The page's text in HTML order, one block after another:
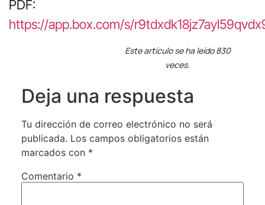
PDF:
https://app.box.com/s/
Este artículo se ha leído 830
veces.
Deja una respuesta
Tu dirección de correo electrónico no será
publicada. Los campos obligatorios están
marcados con *
Comentario *